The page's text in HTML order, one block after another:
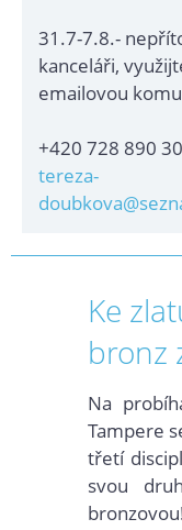
31.7-7.8.-
kanceláři,
emailovou
+420 728 890
tereza-
Ke
bronz
Na
Tampere
třetí
svou